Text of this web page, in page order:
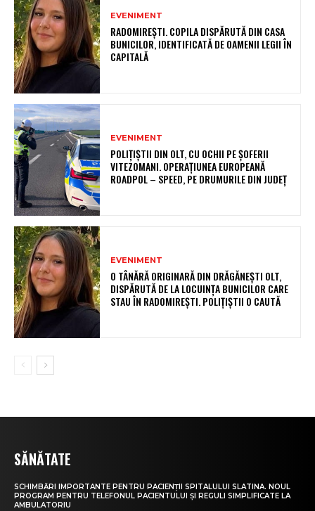
EVENIMENT
RADOMIREȘTI. COPILA DISPĂRUTĂ DIN CASA
BUNICILOR, IDENTIFICATĂ DE OAMENII LEGII ÎN
CAPITALĂ
EVENIMENT
POLIȚIȘTII DIN OLT, CU OCHII PE ȘOFERII
VITEZOMANI. OPERAȚIUNEA EUROPEANĂ
ROADPOL – SPEED, PE DRUMURILE DIN JUDEȚ
EVENIMENT
O TÂNĂRĂ ORIGINARĂ DIN DRĂGĂNEȘTI OLT,
DISPĂRUTĂ DE LA LOCUINȚA BUNICILOR CARE
STAU ÎN RADOMIREȘTI. POLIȚIȘTII O CAUTĂ
SĂNĂTATE
SCHIMBĂRI IMPORTANTE PENTRU PACIENȚII SPITALULUI SLATINA. NOUL
PROGRAM PENTRU TELEFONUL PACIENTULUI ȘI REGULI SIMPLIFICATE LA
AMBULATORIU